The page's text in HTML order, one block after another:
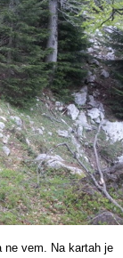
ne vem. Na kartah je